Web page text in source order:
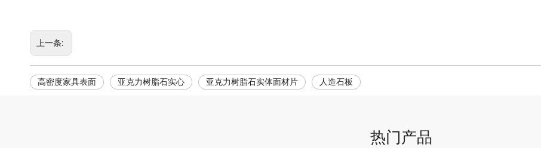
上一条:
高密度家具表面 亚克力树脂石实心 亚克力树脂石实体面材片 人造石板
热门产品